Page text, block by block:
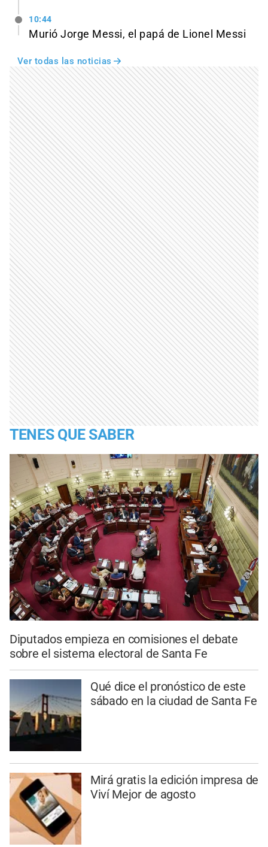
10:44
Murió Jorge Messi, el papá de Lionel Messi
Ver todas las noticias
TENES QUE SABER
Diputados empieza en comisiones el debate
sobre el sistema electoral de Santa Fe
Qué dice el pronóstico de este
sábado en la ciudad de Santa Fe
Mirá gratis la edición impresa de
Viví Mejor de agosto